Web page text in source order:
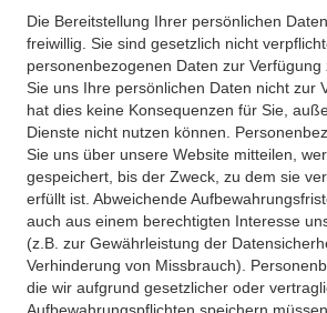
Die Bereitstellung Ihrer persönlichen
freiwillig. Sie sind gesetzlich nicht
personenbezogenen Daten zur Verfügung
Sie uns Ihre persönlichen Daten nicht zur
hat dies keine Konsequenzen für Sie,
Dienste nicht nutzen können.
Sie uns über unsere Website mitteilen,
gespeichert, bis der Zweck, zu dem sie
erfüllt ist. Abweichende
auch aus einem berechtigten Interesse
(z.B. zur Gewährleistung der
Verhinderung von Missbrauch).
die wir aufgrund gesetzlicher oder